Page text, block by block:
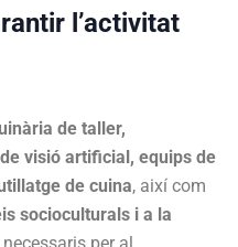
l’activitat
de taller,
visió artificial, equips de
de cuina, així com
socioculturals i a la